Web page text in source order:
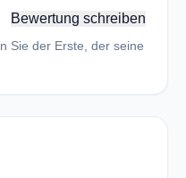
Bewertung schreiben
Sie der Erste, der seine